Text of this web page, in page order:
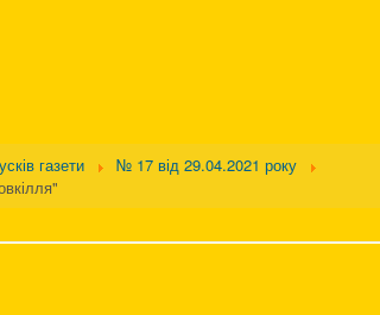
газети
№ 17 від 29.04.2021 року